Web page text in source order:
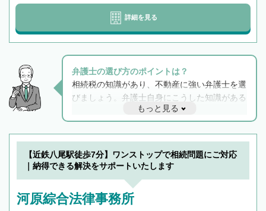
詳細を見る
弁護士の選び方のポイントは？
相続税の知識があり、不動産に強い弁護士を選
びましょう。弁護士自身にこうした知識がある
と他士業との連携もスムーズに進み、トラブル
解決のみならず相続をトータルで任せることが
できます。また、相続は感情がからむ分野なの
でフィーリングも重要です。実際に電話や面談
で複数の弁護士と会話をしてウマが合う方に依
もっと見る
【近鉄八尾駅徒歩7分】ワンストップで相続問題にご対応
｜納得できる解決をサポートいたします
河原綜合法律事務所